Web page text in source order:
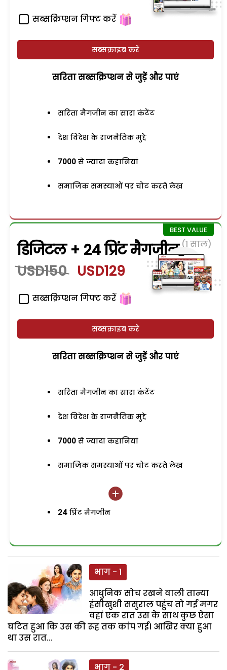
सब्सक्रिप्शन गिफ्ट करें
सब्सक्राइब करें
सरिता सब्सक्रिप्शन से जुड़ेें और पाएं
सरिता मैगजीन का सारा कंटेंट
देश विदेश के राजनैतिक मुद्दे
7000 से ज्यादा कहानियां
समाजिक समस्याओं पर चोट करते लेख
डिजिटल + 24 प्रिंट मैगजीन (1 साल)
USD150 USD129
सब्सक्रिप्शन गिफ्ट करें
सब्सक्राइब करें
सरिता सब्सक्रिप्शन से जुड़ेें और पाएं
सरिता मैगजीन का सारा कंटेंट
देश विदेश के राजनैतिक मुद्दे
7000 से ज्यादा कहानियां
समाजिक समस्याओं पर चोट करते लेख
24 प्रिंट मैगजीन
भाग - 1
आधुनिक सोच रखने वाली तान्या
हंसीखुशी ससुराल पहुंच तो गई मगर
वहां एक रात उस के साथ कुछ ऐसा
घटित हुआ कि उस की रूह तक कांप गई। आखिर क्या हुआ
था उस रात...
भाग - 2